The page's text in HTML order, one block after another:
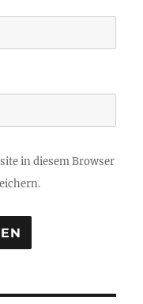
in diesem Browser